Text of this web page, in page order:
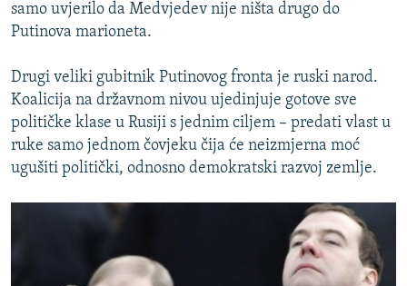
samo uvjerilo da Medvjedev nije ništa drugo do
Putinova marioneta.
Drugi veliki gubitnik Putinovog fronta je ruski narod.
Koalicija na državnom nivou ujedinjuje gotove sve
političke klase u Rusiji s jednim ciljem – predati vlast u
ruke samo jednom čovjeku čija će neizmjerna moć
ugušiti politički, odnosno demokratski razvoj zemlje.